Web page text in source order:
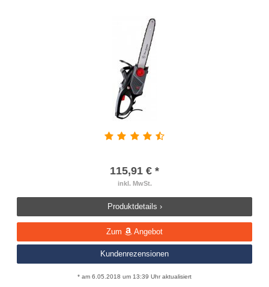
115,91 € *
inkl. MwSt.
Produktdetails ›
Zum Angebot
Kundenrezensionen
* am 6.05.2018 um 13:39 Uhr aktualisiert